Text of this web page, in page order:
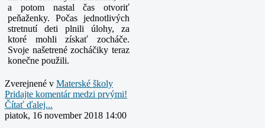
a potom nastal čas otvoriť
peňaženky. Počas jednotlivých
stretnutí deti plnili úlohy, za
ktoré mohli získať zocháče.
Svoje našetrené zocháčiky teraz
konečne použili.
Zverejnené v Materské školy
Pridajte komentár medzi prvými!
Čítať ďalej...
piatok, 16 november 2018 14:00